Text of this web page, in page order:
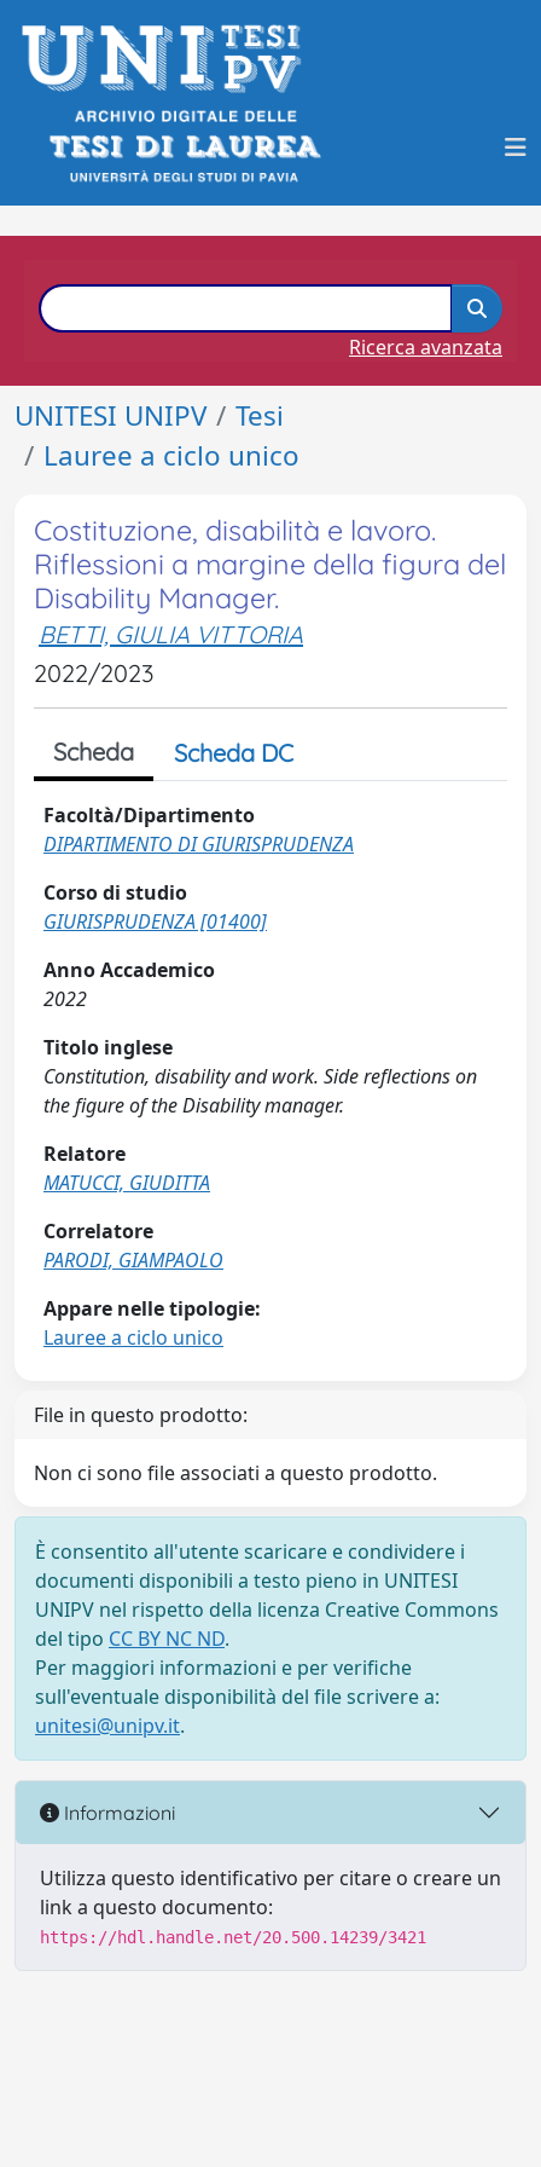
Ricerca avanzata
UNITESI UNIPV
Tesi
Lauree a ciclo unico
Costituzione, disabilità e lavoro.
Riflessioni a margine della figura del
Disability Manager.
BETTI, GIULIA VITTORIA
2022/2023
Scheda Scheda DC
Facoltà/Dipartimento
DIPARTIMENTO DI GIURISPRUDENZA
Corso di studio
GIURISPRUDENZA [01400]
Anno Accademico
2022
Titolo inglese
Constitution, disability and work. Side reflections on
the figure of the Disability manager.
Relatore
MATUCCI, GIUDITTA
Correlatore
PARODI, GIAMPAOLO
Appare nelle tipologie:
Lauree a ciclo unico
File in questo prodotto:
Non ci sono file associati a questo prodotto.
È consentito all'utente scaricare e condividere i
documenti disponibili a testo pieno in UNITESI
UNIPV nel rispetto della licenza Creative Commons
del tipo CC BY NC ND.
Per maggiori informazioni e per verifiche
sull'eventuale disponibilità del file scrivere a:
unitesi@unipv.it.
Informazioni
Utilizza questo identificativo per citare o creare un
link a questo documento:
https://hdl.handle.net/20.500.14239/3421